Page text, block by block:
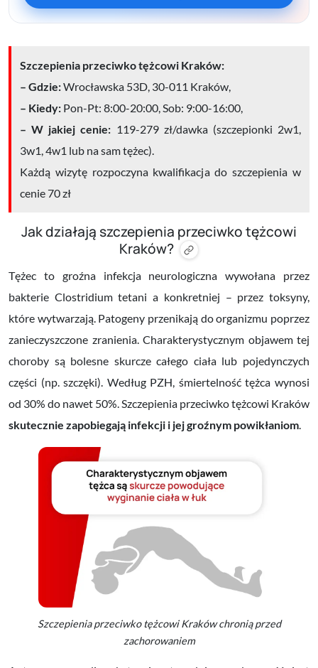
Szczepienia przeciwko tężcowi Kraków:
– Gdzie:Wrocławska 53D, 30-011 Kraków,
– Kiedy: Pon-Pt: 8:00-20:00, Sob: 9:00-16:00,
– W jakiej cenie: 119-279 zł/dawka (szczepionki 2w1,
3w1, 4w1 lub na sam tężec).
Każdą wizytę rozpoczyna kwalifikacja do szczepienia w
cenie 70 zł
Jak działają szczepienia przeciwko tężcowi
Kraków?
Tężec to groźna infekcja neurologiczna wywołana przez
bakterie Clostridium tetani a konkretniej – przez toksyny,
które wytwarzają. Patogeny przenikają do organizmu poprzez
zanieczyszczone zranienia. Charakterystycznym objawem tej
choroby są bolesne skurcze całego ciała lub pojedynczych
części (np. szczęki). Według PZH, śmiertelność tężca wynosi
od 30% do nawet 50%. Szczepienia przeciwko tężcowi Kraków
skutecznie zapobiegają infekcji i jej groźnym powikłaniom.
Szczepienia przeciwko tężcowi Kraków chronią przed
zachorowaniem